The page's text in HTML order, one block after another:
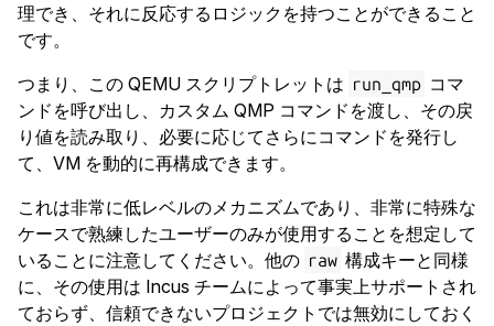
理でき、それに反応するロジックを持つことができること
です。
つまり、この QEMU スクリプトレットは run_qmp コマ
ンドを呼び出し、カスタム QMP コマンドを渡し、その戻
り値を読み取り、必要に応じてさらにコマンドを発行し
て、VM を動的に再構成できます。
これは非常に低レベルのメカニズムであり、非常に特殊な
ケースで熟練したユーザーのみが使用することを想定して
いることに注意してください。他の raw 構成キーと同様
に、その使用は Incus チームによって事実上サポートされ
ておらず、信頼できないプロジェクトでは無効にしておく